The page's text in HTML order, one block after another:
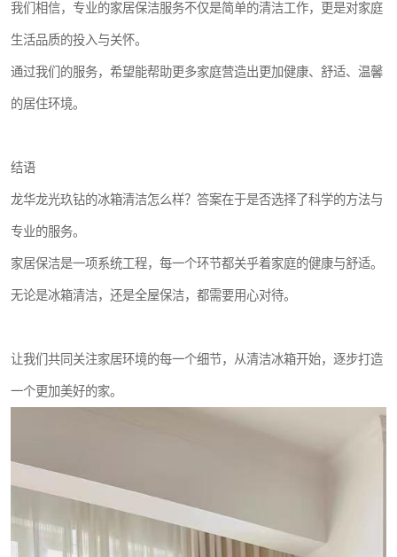
我们相信，专业的家居保洁服务不仅是简单的清洁工作，更是对家庭
生活品质的投入与关怀。
通过我们的服务，希望能帮助更多家庭营造出更加健康、舒适、温馨
的居住环境。
结语
龙华龙光玖钻的冰箱清洁怎么样？答案在于是否选择了科学的方法与
专业的服务。
家居保洁是一项系统工程，每一个环节都关乎着家庭的健康与舒适。
无论是冰箱清洁，还是全屋保洁，都需要用心对待。
让我们共同关注家居环境的每一个细节，从清洁冰箱开始，逐步打造
一个更加美好的家。